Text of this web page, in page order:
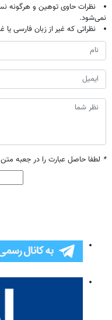
نظرات حاوی توهین و هرگونه
نمی‌شود.
نظراتی که غیر از زبان فارسی
* لطفا حاصل عبارت را در جعبه متن